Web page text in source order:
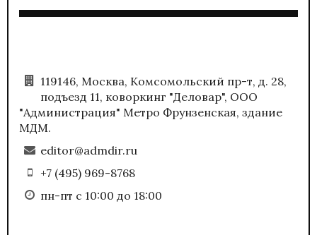
119146, Москва, Комсомольский пр-т, д. 28,
подъезд 11, коворкинг "Деловар", ООО
"Администрация" Метро Фрунзенская, здание
МДМ.
editor@admdir.ru
+7 (495) 969-8768
пн-пт с 10:00 до 18:00